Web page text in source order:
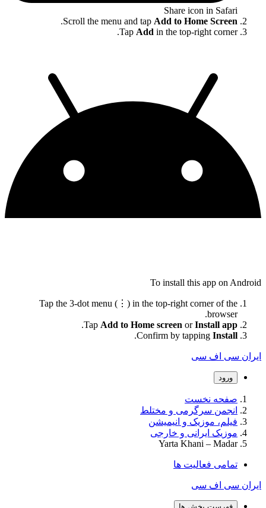
Share icon in Safari
Scroll the menu and tap Add to Home Screen
.
Tap Add in the top-right corner.
To install this app on Android
Tap the 3-dot menu (⋮) in the top-right corner of the
browser.
Tap Add to Home screen orInstall app
.
Confirm by tapping Install
.
ایران سی اف سی
ورود
صفحه نخست
انجمن سرگرمی و مختلط
فیلم، موزیک و انیمیشن
موزیک ایرانی و خارجی
Yarta Khani – Madar
تمامی فعالیت ها
ایران سی اف سی